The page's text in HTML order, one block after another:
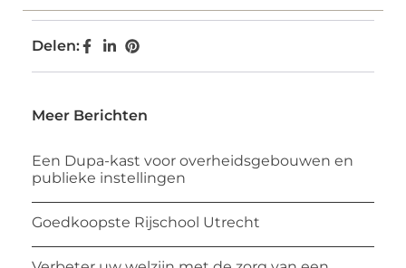
Delen:
Meer Berichten
Een Dupa-kast voor overheidsgebouwen en
publieke instellingen
Goedkoopste Rijschool Utrecht